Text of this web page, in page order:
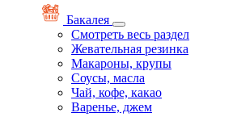
Бакалея
Смотреть весь раздел
Жевательная резинка
Макароны, крупы
Соусы, масла
Чай, кофе, какао
Варенье, джем